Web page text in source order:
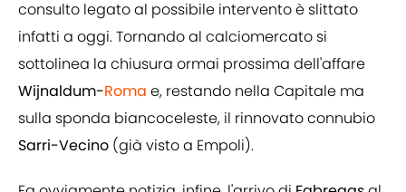
consulto legato al possibile intervento è slittato
infatti a oggi. Tornando al calciomercato si
sottolinea la chiusura ormai prossima dell'affare
Wijnaldum-Roma e, restando nella Capitale ma
sulla sponda biancoceleste, il rinnovato connubio
Sarri-Vecino (già visto a Empoli).